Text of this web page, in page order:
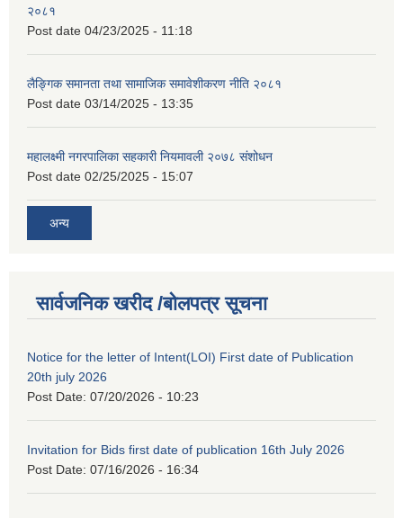
२०८१
Post date 04/23/2025 - 11:18
लैङ्गिक समानता तथा सामाजिक समावेशीकरण नीति २०८१
Post date 03/14/2025 - 13:35
महालक्ष्मी नगरपालिका सहकारी नियमावली २०७८ संशोधन
Post date 02/25/2025 - 15:07
अन्य
सार्वजनिक खरीद /बोलपत्र सूचना
Notice for the letter of Intent(LOI) First date of Publication
20th july 2026
Post Date: 07/20/2026 - 10:23
Invitation for Bids first date of publication 16th July 2026
Post Date: 07/16/2026 - 16:34